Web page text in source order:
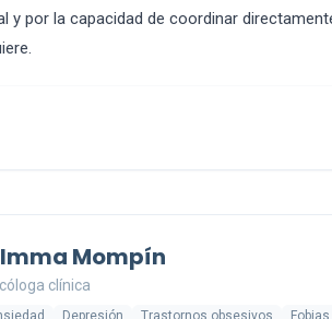
y por la capacidad de coordinar
Imma Mompín
clínica
Depresión Trastornos obsesivos Fobias